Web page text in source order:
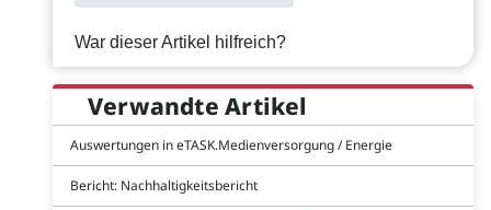
War dieser Artikel hilfreich?
Verwandte Artikel
Auswertungen in eTASK.Medienversorgung / Energie
Bericht: Nachhaltigkeitsbericht